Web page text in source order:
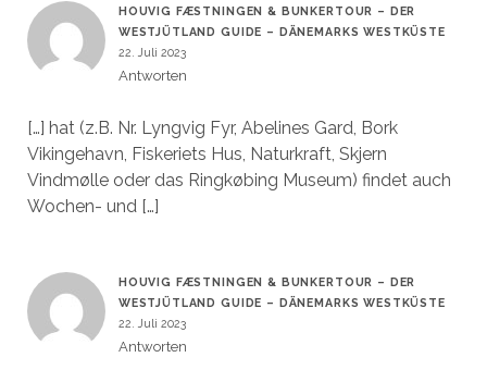
HOUVIG FÆSTNINGEN & BUNKERTOUR – DER
WESTJÜTLAND GUIDE – DÄNEMARKS WESTKÜSTE
22. Juli 2023
Antworten
[…] hat (z.B. Nr. Lyngvig Fyr, Abelines Gard, Bork
Vikingehavn, Fiskeriets Hus, Naturkraft, Skjern
Vindmølle oder das Ringkøbing Museum) findet auch
Wochen- und […]
HOUVIG FÆSTNINGEN & BUNKERTOUR – DER
WESTJÜTLAND GUIDE – DÄNEMARKS WESTKÜSTE
22. Juli 2023
Antworten